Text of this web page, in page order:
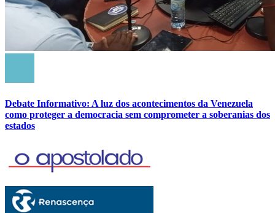
Debate Informativo: A luz dos acontecimentos da Venezuela
como proteger a democracia sem comprometer a soberanias dos
estados